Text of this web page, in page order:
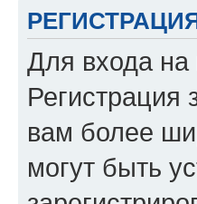
Для входа
Регистрация
вам более
могут быть